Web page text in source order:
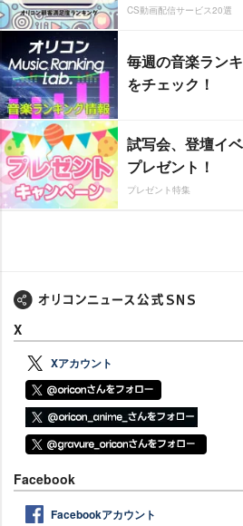
CS動画配信サービス20選
毎週の音楽ラン
をチェック！
試写会、登壇イ
プレゼント！
プレゼント特集
X
Xアカウント
Facebook
Facebookアカウント